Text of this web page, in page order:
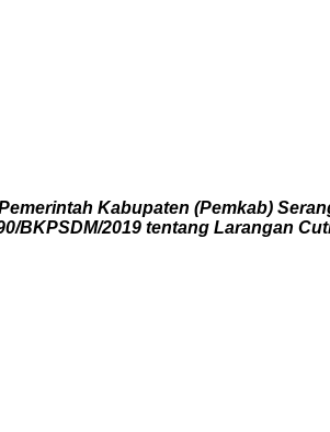
Kabupaten (Pemkab)
BKPSDM/2019 tentang Larangan